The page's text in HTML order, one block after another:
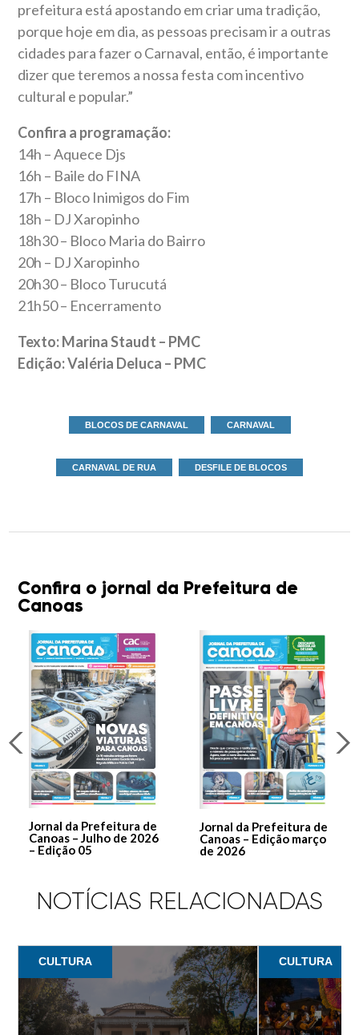
prefeitura está apostando em criar uma tradição,
porque hoje em dia, as pessoas precisam ir a outras
cidades para fazer o Carnaval, então, é importante
dizer que teremos a nossa festa com incentivo
cultural e popular.”
Confira a programação:
14h – Aquece Djs
16h – Baile do FINA
17h – Bloco Inimigos do Fim
18h – DJ Xaropinho
18h30 – Bloco Maria do Bairro
20h – DJ Xaropinho
20h30 – Bloco Turucutá
21h50 – Encerramento
Texto: Marina Staudt – PMC
Edição: Valéria Deluca – PMC
BLOCOS DE CARNAVAL CARNAVAL
CARNAVAL DE RUA DESFILE DE BLOCOS
Confira o jornal da Prefeitura de
Canoas
Jornal da Prefeitura de
Canoas – Julho de 2026
– Edição 05
Jornal da Prefeitura de
Canoas – Edição março
de 2026
NOTÍCIAS RELACIONADAS
CULTURA CULTURA